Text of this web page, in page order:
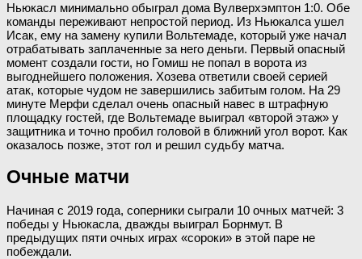
Ньюкасл минимально обыграл дома Вулверхэмптон 1:0. Обе
команды переживают непростой период. Из Ньюкалса ушел
Исак, ему на замену купили Вольтемаде, который уже начал
отрабатывать заплаченные за него деньги. Первый опасный
момент создали гости, но Гомиш не попал в ворота из
выгоднейшего положения. Хозева ответили своей серией
атак, которые чудом не завершились забитым голом. На 29
минуте Мерфи сделал очень опасный навес в штрафную
площадку гостей, где Вольтемаде выиграл «второй этаж» у
защитника и точно пробил головой в ближний угол ворот. Как
оказалось позже, этот гол и решил судьбу матча.
Очные матчи
Начиная с 2019 года, соперники сыграли 10 очных матчей: 3
победы у Ньюкасла, дважды выиграл Борнмут. В
предыдущих пяти очных играх «сороки» в этой паре не
побеждали.